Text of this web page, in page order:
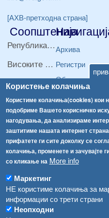
Користење колачиња
Користиме колачиња(cookies) кои
подобриме Вашето корисничко
нагодувања, да анализираме
заштитиме нашата интернет
прифатете ги сите доколку се
колачиња, променете и зачувајте
со кликање на More info
Маркетинг
НЕ користиме колачиња за
информации со трети страни
Неопходни
[АХВ-претходна страна]
Соопштенија
Република Бугарија ги засили официјалните контроли при увоз на свежо овошје и зеленчук
Високите температури ризик од труење со храна, опасни се и за животните
Водата во Гостивар може да се користи како техничка, продолжува испораката на флаширана вода
Во Гостивар спроведени 70 вонредни контроли
Забраната за водата во Гостивар останува на сила, операторите да користат само технички безбедна вода
Архива
Регистри
Обрасци
Огласи